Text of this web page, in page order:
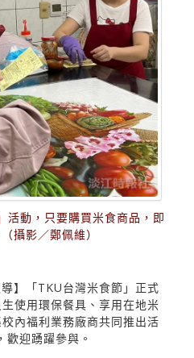
活動，只要購買米食商品，即
攝影／鄭佩維）
導】「TKU台灣米食節」正式
使用環保餐具、享用在地米
內福利業務廠商共同推出活
迎踴躍參與。